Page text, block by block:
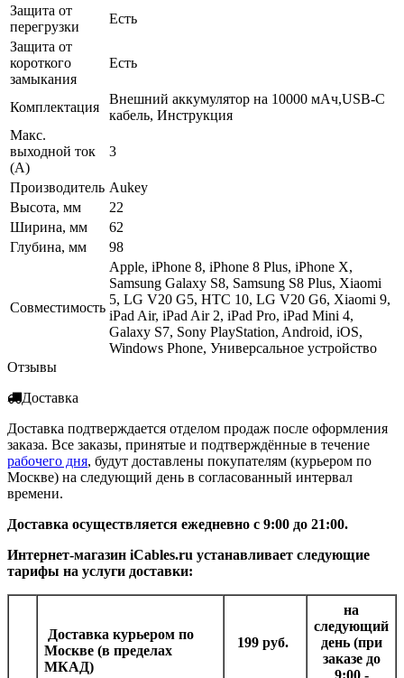
Защита от
перегрузки
Есть
Защита от
короткого
замыкания
Есть
Комплектация
Внешний аккумулятор на 10000 мАч,USB-C
кабель, Инструкция
Макс.
выходной ток
(А)
3
Производитель Aukey
Высота, мм
22
Ширина, мм
62
Глубина, мм
98
Совместимость
Apple, iPhone 8, iPhone 8 Plus, iPhone X,
Samsung Galaxy S8, Samsung S8 Plus, Xiaomi
5, LG V20 G5, HTC 10, LG V20 G6, Xiaomi 9,
iPad Air, iPad Air 2, iPad Pro, iPad Mini 4,
Galaxy S7, Sony PlayStation, Android, iOS,
Windows Phone, Универсальное устройство
Отзывы
Доставка
Доставка подтверждается отделом продаж после оформления
заказа. Все заказы, принятые и подтверждённые в течение
рабочего дня, будут доставлены покупателям (курьером по
Москве) на следующий день в согласованный интервал
времени.
Доставка осуществляется ежедневно с 9:00 до 21:00.
Интернет-магазин iCables.ru устанавливает следующие
тарифы на услуги доставки:
Доставка курьером по
Москве (в пределах
МКАД)
199 руб.
на
следующий
день (при
заказе до